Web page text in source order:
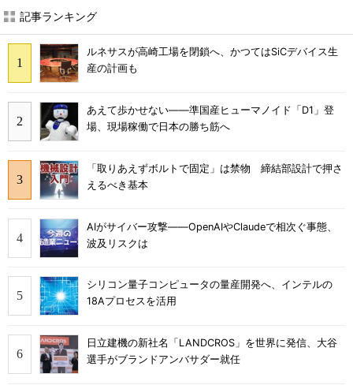
記事ランキング
ルネサスが高崎工場を閉鎖へ、かつてはSiCデバイス生
産の計画も
あえて歩かせない――準国産ヒューマノイド「D1」登
場、現場稼働で日本の勝ち筋へ
「取りあえずボルトで固定」は禁物 締結部設計で押さ
えるべき基本
AIがサイバー攻撃――OpenAIやClaudeで相次ぐ事態、
波及リスクは
シリコン量子コンピュータの量産開発へ、インテルの
18Aプロセスを活用
日立建機の新社名「LANDCROS」を世界に発信、大谷
選手がブランドアンバサダー就任